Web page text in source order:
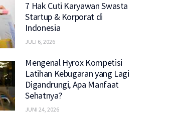
7 Hak Cuti Karyawan Swasta
Startup & Korporat di
Indonesia
JULI 6, 2026
Mengenal Hyrox Kompetisi
Latihan Kebugaran yang Lagi
Digandrungi, Apa Manfaat
Sehatnya?
JUNI 24, 2026